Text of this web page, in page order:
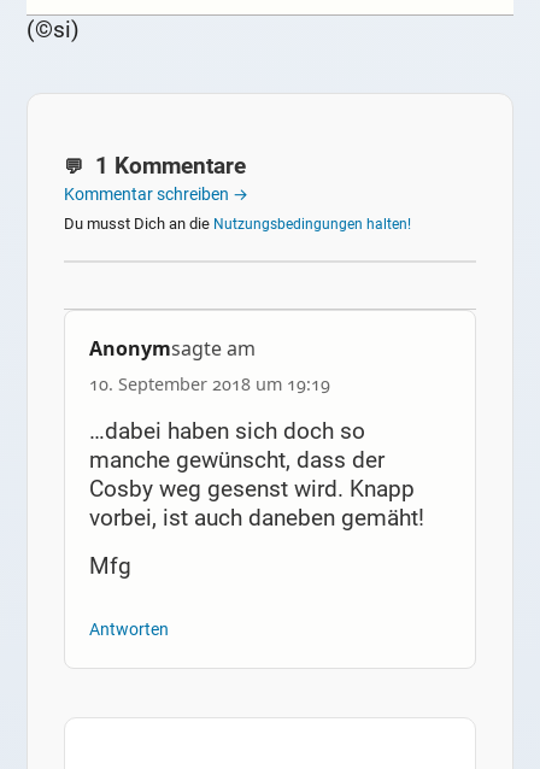
(©si)
1 Kommentare
Kommentar schreiben →
Du musst Dich an die Nutzungsbedingungen halten!
Anonymsagte am
10. September 2018 um 19:19
…dabei haben sich doch so
manche gewünscht, dass der
Cosby weg gesenst wird. Knapp
vorbei, ist auch daneben gemäht!
Mfg
Antworten